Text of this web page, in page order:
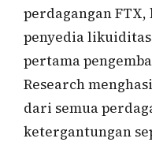
perdagangan
penyedia likuiditas
pertama
Research
dari semua
ketergantungan